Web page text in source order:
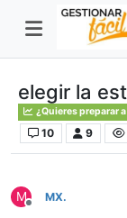
elegir la
¿Quieres preparar
10 9
M
Desconectado
MX.